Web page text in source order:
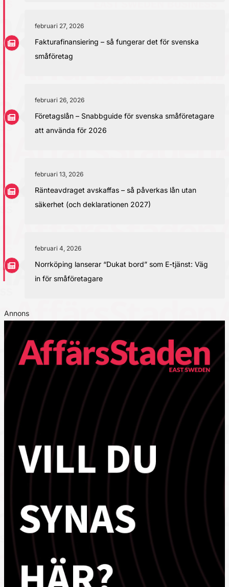
februari 27, 2026
Fakturafinansiering – så fungerar det för svenska
småföretag
februari 26, 2026
Företagslån – Snabbguide för svenska småföretagare
att använda för 2026
februari 13, 2026
Ränteavdraget avskaffas – så påverkas lån utan
säkerhet (och deklarationen 2027)
februari 4, 2026
Norrköping lanserar “Dukat bord” som E-tjänst: Väg
in för småföretagare
Annons